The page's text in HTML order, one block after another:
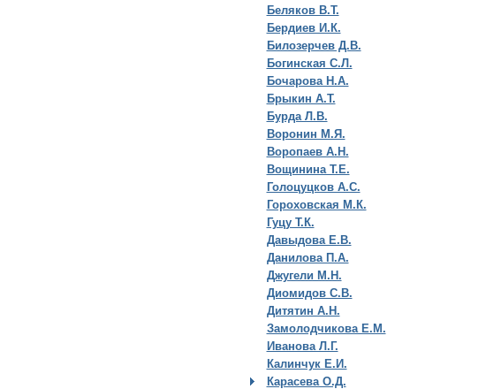
Беляков В.Т.
Бердиев И.К.
Билозерчев Д.В.
Богинская С.Л.
Бочарова Н.А.
Брыкин А.Т.
Бурда Л.В.
Воронин М.Я.
Воропаев А.Н.
Вощинина Т.Е.
Голоцуцков А.С.
Гороховская М.К.
Гуцу Т.К.
Давыдова Е.В.
Данилова П.А.
Джугели М.Н.
Диомидов С.В.
Дитятин А.Н.
Замолодчикова Е.М.
Иванова Л.Г.
Калинчук Е.И.
Карасева О.Д.